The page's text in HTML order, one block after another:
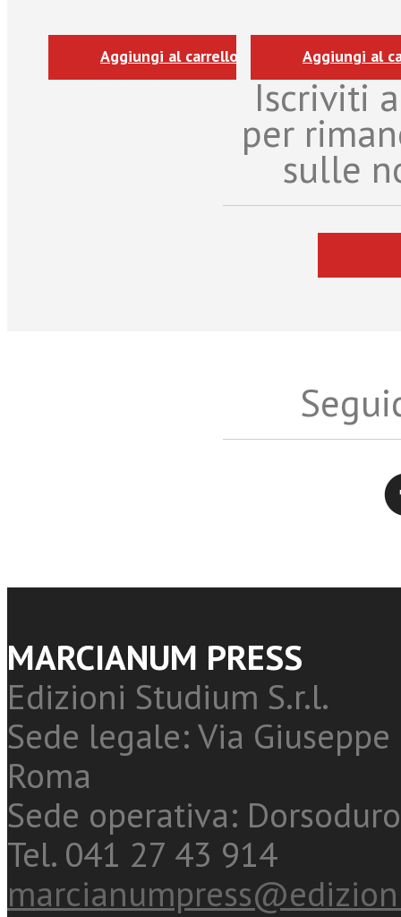
Aggiungi al carrello Aggiungi al
Iscriviti
per
sulle
MARCIANUM PRESS
Edizioni Studium S.r.l.
Sede legale: Via
Roma
Sede operativa:
Tel. 041 27 43 914